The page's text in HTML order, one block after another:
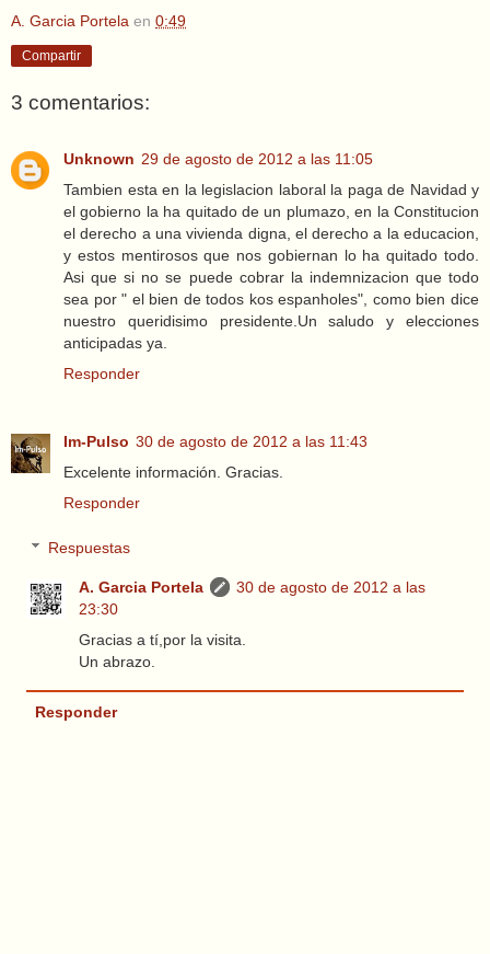
A. Garcia Portela en 0:49
Compartir
3 comentarios:
Unknown 29 de agosto de 2012 a las 11:05
Tambien esta en la legislacion laboral la paga de Navidad y
el gobierno la ha quitado de un plumazo, en la Constitucion
el derecho a una vivienda digna, el derecho a la educacion,
y estos mentirosos que nos gobiernan lo ha quitado todo.
Asi que si no se puede cobrar la indemnizacion que todo
sea por " el bien de todos kos espanholes", como bien dice
nuestro queridisimo presidente.Un saludo y elecciones
anticipadas ya.
Responder
Im-Pulso 30 de agosto de 2012 a las 11:43
Excelente información. Gracias.
Responder
Respuestas
A. Garcia Portela
30 de agosto de 2012 a las
23:30
Gracias a tí,por la visita.
Un abrazo.
Responder